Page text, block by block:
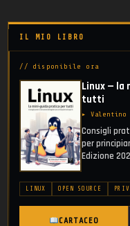
IL MIO LIBRO
// disponibile ora
Linux — la
tutti
▸ Valentino
Consigli
per
Edizione
LINUX OPEN SOURCE
CARTACEO